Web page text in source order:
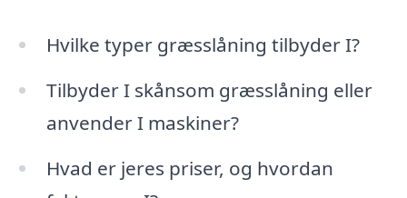
Hvilke typer græsslåning tilbyder I?
Tilbyder I skånsom græsslåning eller
anvender I maskiner?
Hvad er jeres priser, og hvordan